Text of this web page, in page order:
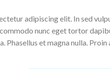
adipiscing elit. In sed
nunc eget tortor
Phasellus et magna nulla.